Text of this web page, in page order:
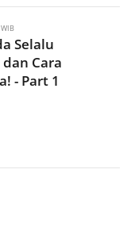
Selalu
Cara
- Part 1